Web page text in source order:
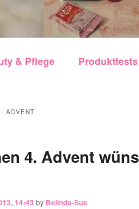
wechseln
& Pflege Produkttests
ADVENT
4. Advent
14:43 by Belinda-Sue